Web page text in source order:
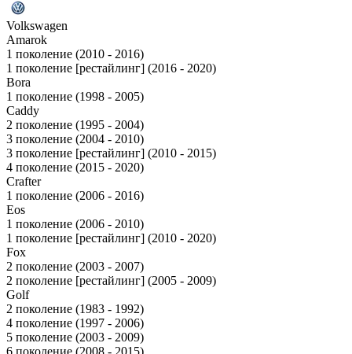
Volkswagen
Amarok
1 поколение (2010 - 2016)
1 поколение [рестайлинг] (2016 - 2020)
Bora
1 поколение (1998 - 2005)
Caddy
2 поколение (1995 - 2004)
3 поколение (2004 - 2010)
3 поколение [рестайлинг] (2010 - 2015)
4 поколение (2015 - 2020)
Crafter
1 поколение (2006 - 2016)
Eos
1 поколение (2006 - 2010)
1 поколение [рестайлинг] (2010 - 2020)
Fox
2 поколение (2003 - 2007)
2 поколение [рестайлинг] (2005 - 2009)
Golf
2 поколение (1983 - 1992)
4 поколение (1997 - 2006)
5 поколение (2003 - 2009)
6 поколение (2008 - 2015)